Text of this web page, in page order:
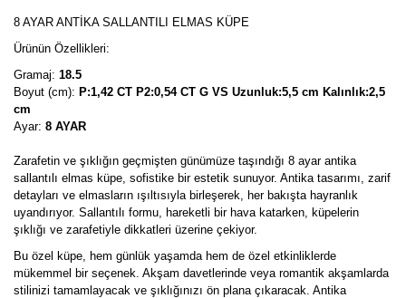
8 AYAR ANTİKA SALLANTILI ELMAS KÜPE
Ürünün Özellikleri:
Gramaj: 18.5
Boyut (cm): P:1,42 CT P2:0,54 CT G VS Uzunluk:5,5 cm Kalınlık:2,5
cm
Ayar: 8 AYAR
Zarafetin ve şıklığın geçmişten günümüze taşındığı 8 ayar antika
sallantılı elmas küpe, sofistike bir estetik sunuyor. Antika tasarımı, zarif
detayları ve elmasların ışıltısıyla birleşerek, her bakışta hayranlık
uyandırıyor. Sallantılı formu, hareketli bir hava katarken, küpelerin
şıklığı ve zarafetiyle dikkatleri üzerine çekiyor.
Bu özel küpe, hem günlük yaşamda hem de özel etkinliklerde
mükemmel bir seçenek. Akşam davetlerinde veya romantik akşamlarda
stilinizi tamamlayacak ve şıklığınızı ön plana çıkaracak. Antika